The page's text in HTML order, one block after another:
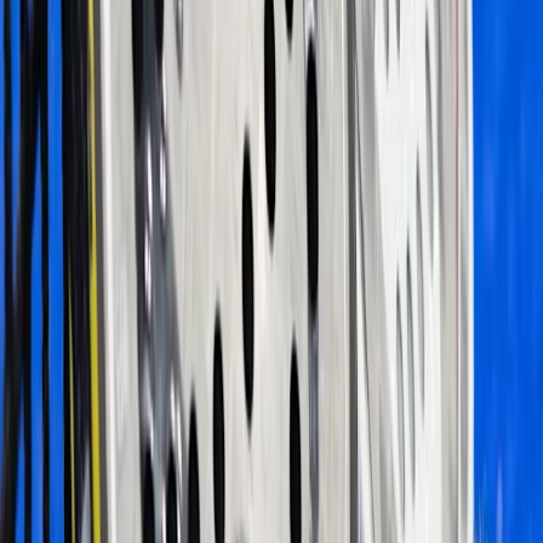
Clover Sport Village
Milano
Milano
SH PADEL GRAF
Milano
JOLLY - CANTERA TENNIS TEAM
Baranzate
Parco dei Gasometri - Bovisa
Milano
Centro Sportivo Falcone E Borsellino - Cormano
Cormano
Playtomic
Lade unsere App herunter
Arbeite mit uns
Globaler Padel-Bericht
Rechtliches